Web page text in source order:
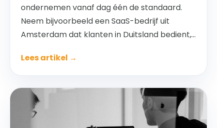
ondernemen vanaf dag één de standaard.
Neem bijvoorbeeld een SaaS-bedrijf uit
Amsterdam dat klanten in Duitsland bedient,...
Lees artikel →